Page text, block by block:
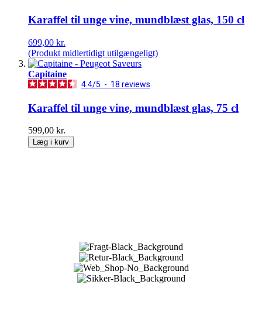
Karaffel til unge vine, mundblæst glas, 150 cl
699,00 kr.
(Produkt midlertidigt utilgængeligt)
Capitaine
4.4/5 - 18 reviews
Karaffel til unge vine, mundblæst glas, 75 cl
599,00 kr.
Læg i kurv